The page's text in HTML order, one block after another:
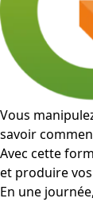
Vous
savoir
Avec cette
et produire
En une